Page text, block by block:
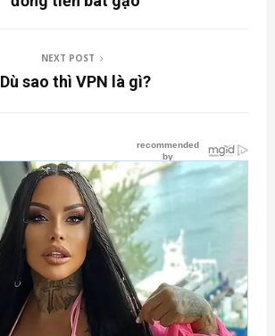
NEXT POST
Dù sao thì VPN là gì?